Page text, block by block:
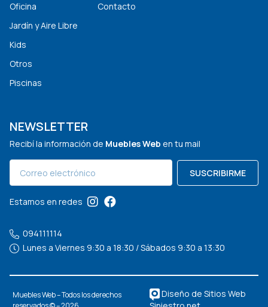
Oficina
Jardín y Aire Libre
Kids
Otros
Piscinas
Contacto
NEWSLETTER
Recibí la información de Muebles Web en tu mail
SUSCRIBIRME
Estamos en redes
094111114
Lunes a Viernes 9:30 a 18:30 / Sábados 9:30 a 13:30
Muebles Web – Todos los derechos
Diseño de Sitios Web